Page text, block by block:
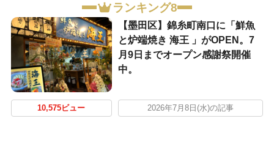
ランキング8
【墨田区】錦糸町南口に「鮮魚
と炉端焼き 海王 」がOPEN。7
月9日までオープン感謝祭開催
中。
10,575ビュー 2026年7月8日(水)の記事